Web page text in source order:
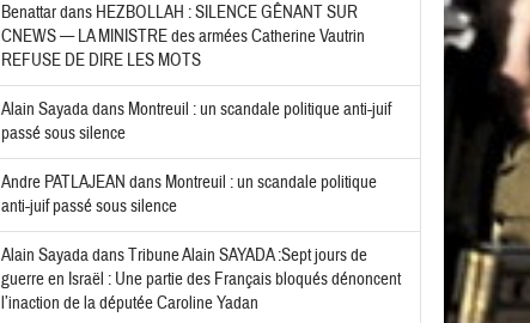
Benattardans HEZBOLLAH : SILENCE GÊNANT SUR
CNEWS — LA MINISTRE des armées Catherine Vautrin
REFUSE DE DIRE LES MOTS
Alain Sayadadans Montreuil : un scandale politique anti-juif
passé sous silence
Andre PATLAJEAN dans Montreuil : un scandale politique
anti-juif passé sous silence
Alain SayadadansTribune Alain SAYADA :Sept jours de
guerre en Israël : Une partie des Français bloqués dénoncent
l’inaction de la députée Caroline Yadan